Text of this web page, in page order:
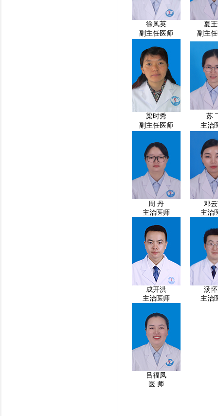
徐凤英
夏
副主任医师
副主
梁时秀
苏
副主任医师
主治
周 丹
邓
主治医师
主治
成开洪
汤
主治医师
主治
吕福凤
医 师